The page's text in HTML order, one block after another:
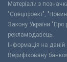
Матеріали з
"Спецпроект",
Закону України "Про
рекламодавець.
Інформація на
Верифіковану